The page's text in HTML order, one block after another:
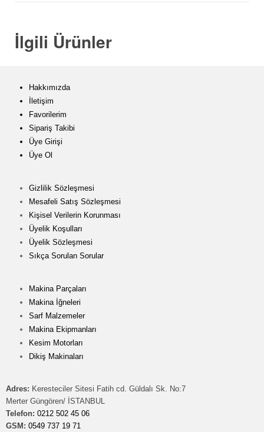
İlgili Ürünler
Hakkımızda
İletişim
Favorilerim
Sipariş Takibi
Üye Girişi
Üye Ol
Gizlilik Sözleşmesi
Mesafeli Satış Sözleşmesi
Kişisel Verilerin Korunması
Üyelik Koşulları
Üyelik Sözleşmesi
Sıkça Sorulan Sorular
Makina Parçaları
Makina İğneleri
Sarf Malzemeler
Makina Ekipmanları
Kesim Motorları
Dikiş Makinaları
Adres: Keresteciler Sitesi Fatih cd. Güldalı Sk. No:7
Merter Güngören/ İSTANBUL
Telefon: 0212 502 45 06
GSM: 0549 737 19 71